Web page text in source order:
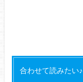
合わせて読みたい♪